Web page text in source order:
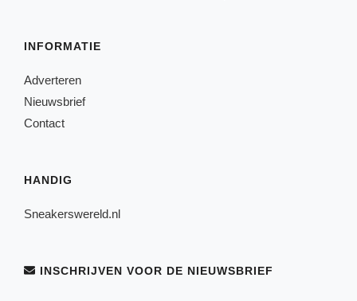
INFORMATIE
Adverteren
Nieuwsbrief
Contact
HANDIG
Sneakerswereld.nl
INSCHRIJVEN VOOR DE NIEUWSBRIEF